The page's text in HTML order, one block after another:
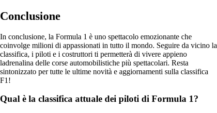
Conclusione
In conclusione, la Formula 1 è uno spettacolo emozionante che
coinvolge milioni di appassionati in tutto il mondo. Seguire da vicino la
classifica, i piloti e i costruttori ti permetterà di vivere appieno
ladrenalina delle corse automobilistiche più spettacolari. Resta
sintonizzato per tutte le ultime novità e aggiornamenti sulla classifica
F1!
Qual è la classifica attuale dei piloti di Formula 1?